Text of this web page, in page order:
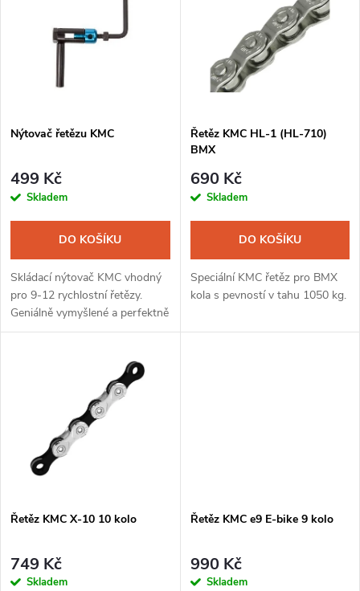
p
r
o
d
u
Abecedně
s
p
r
d
u
Nýtovač řetězu KMC
499 Kč
Skladem
DO KOŠÍKU
Skládací nýtovač KMC vhodný
pro 9-12 rychlostní řetězy.
Geniálně vymyšlené a perfektně
fungující udělátko pro technické
praktický neoprenový obal...
Řetěz KMC HL-1 (HL-710)
BMX
690 Kč
Skladem
DO KOŠÍKU
Speciální KMC řetěz pro BMX
kola s pevností v tahu 1050 kg.
Řetěz KMC X-10 10 kolo
749 Kč
Skladem
Řetěz KMC e9 E-bike 9 kolo
990 Kč
Skladem